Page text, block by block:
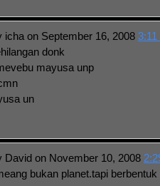
icha on September 16, 2008 3:11
donk
mayusa unp
un
David on November 10, 2008
bukan planet.tapi